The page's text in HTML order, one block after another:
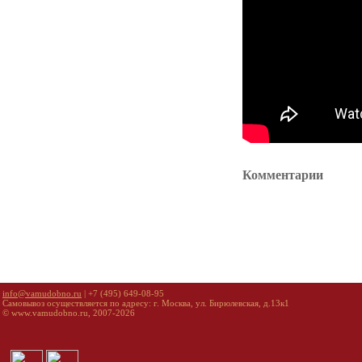
Комментарии
info@vamudobno.ru | +7 (495) 649-08-95
Самовывоз осуществляется по адресу: г. Москва, ул. Бирюлевская, д.13к1
© www.vamudobno.ru, 2007-2026